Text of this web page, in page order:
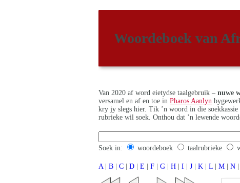
Woordeboek van
Van 2020 af word eietydse taalgebruik – nuwe
versamel en af en toe in Pharos Aanlyn
kry jy slegs hier. Tik ’n woord in die
rubrieke wil soek. Onthou dat ’n lewende
Soek in: woordeboek taalrubrieke
A | B | C | D | E | F | G | H | I | J | K | L | M | N |